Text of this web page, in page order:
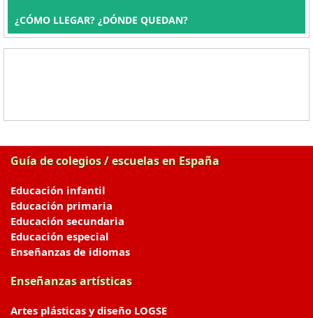
¿CÓMO LLEGAR? ¿DÓNDE QUEDAN?
Guía de colegios / escuelas en España
Educación infantil
Educación primaria
Educación secundaria
Educación especial
Enseñanzas de idiomas
Enseñanzas artísticas
Artes plásticas y diseño LOGSE